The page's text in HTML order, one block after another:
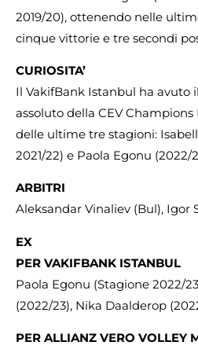
2019/20), ottenendo nelle
cinque vittorie e tre secondi
CURIOSITA’
Il VakifBank Istanbul ha avuto
assoluto della CEV
delle ultime tre stagioni:
2021/22) e Paola Egonu (2022/
ARBITRI
Aleksandar Vinaliev (Bul), Igor
EX
PER VAKIFBANK ISTANBUL
Paola Egonu (Stagione 2022/
(2022/23), Nika Daalderop
PER ALLIANZ VERO VOLLEY